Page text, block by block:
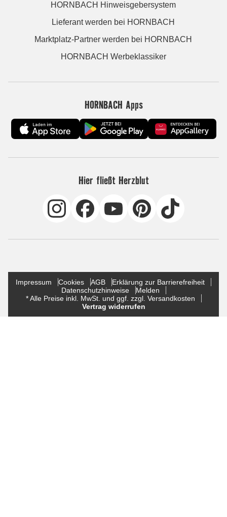
HORNBACH Hinweisgebersystem
Lieferant werden bei HORNBACH
Marktplatz-Partner werden bei HORNBACH
HORNBACH Werbeklassiker
HORNBACH Apps
Hier fließt Herzblut
Impressum Cookies AGB
Erklärung zur Barrierefreiheit
Datenschutzhinweise
Melden
* Alle Preise inkl. MwSt. und ggf. zzgl. Versandkosten
Vertrag widerrufen